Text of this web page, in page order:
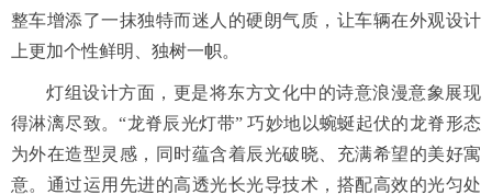
整车增添了一抹独特而迷人的硬朗气质，让车辆在外观设计
上更加个性鲜明、独树一帜。
灯组设计方面，更是将东方文化中的诗意浪漫意象展现
得淋漓尽致。“龙脊辰光灯带” 巧妙地以蜿蜒起伏的龙脊形态
为外在造型灵感，同时蕴含着辰光破晓、充满希望的美好寓
意。通过运用先进的高透光长光导技术，搭配高效的光匀处